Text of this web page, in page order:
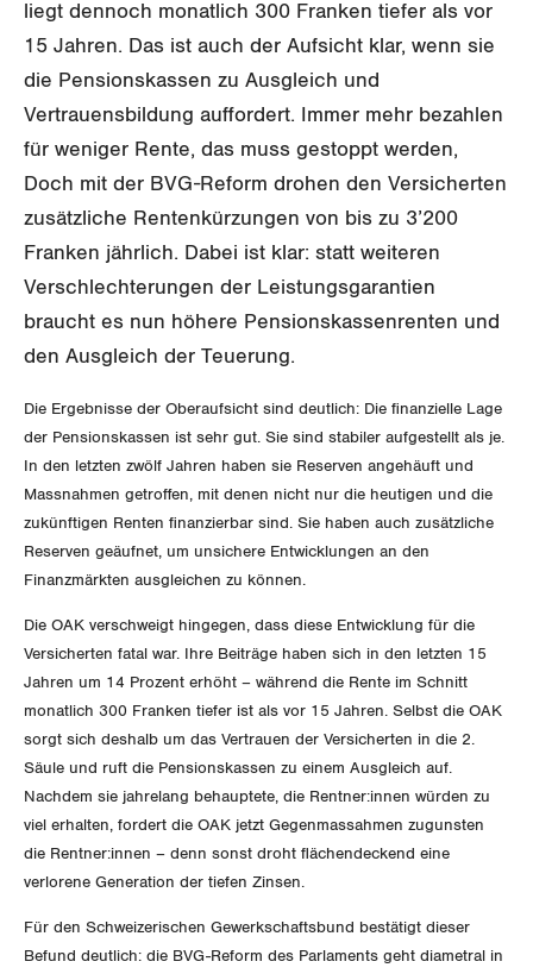
Schweiz
GEWERKSCHAFTSMITGLIED WERDEN
WEITERBILDUNG
NEWSLETTER
DER SGB
WIR ÜBER UNS
GREMIEN
Vorstand
Präsidialausschuss
Feministische Kommission
Jugendkommission
Migrationskommission
Queer-Kommission
Rentner:innen-Kommission
KANTONALE BÜNDE
Aargau
Beide Basel
Bern
Freiburg
Genf
Luzern
Neuenburg
Nidwalden
ANGESCHLOSSENE VERBÄNDE
OFFENE STELLEN
AGENDA
Medien
Publikationen
Artikel
Medienmitteilungen
Vernehmlassungen
Bücher/Broschüren
Blog
Blog Daniel Lampart
Kontakt
liegt dennoch monatlich 300 Franken tiefer als vor
15 Jahren. Das ist auch der Aufsicht klar, wenn sie
die Pensionskassen zu Ausgleich und
Vertrauensbildung auffordert. Immer mehr bezahlen
für weniger Rente, das muss gestoppt werden,
Doch mit der BVG-Reform drohen den Versicherten
zusätzliche Rentenkürzungen von bis zu 3’200
Franken jährlich. Dabei ist klar: statt weiteren
Verschlechterungen der Leistungsgarantien
braucht es nun höhere Pensionskassenrenten und
den Ausgleich der Teuerung.
Die Ergebnisse der Oberaufsicht sind deutlich: Die finanzielle Lage
der Pensionskassen ist sehr gut. Sie sind stabiler aufgestellt als je.
In den letzten zwölf Jahren haben sie Reserven angehäuft und
Massnahmen getroffen, mit denen nicht nur die heutigen und die
zukünftigen Renten finanzierbar sind. Sie haben auch zusätzliche
Reserven geäufnet, um unsichere Entwicklungen an den
Finanzmärkten ausgleichen zu können.
Die OAK verschweigt hingegen, dass diese Entwicklung für die
Versicherten fatal war. Ihre Beiträge haben sich in den letzten 15
Jahren um 14 Prozent erhöht – während die Rente im Schnitt
monatlich 300 Franken tiefer ist als vor 15 Jahren. Selbst die OAK
sorgt sich deshalb um das Vertrauen der Versicherten in die 2.
Säule und ruft die Pensionskassen zu einem Ausgleich auf.
Nachdem sie jahrelang behauptete, die Rentner:innen würden zu
viel erhalten, fordert die OAK jetzt Gegenmassahmen zugunsten
die Rentner:innen – denn sonst droht flächendeckend eine
verlorene Generation der tiefen Zinsen.
Für den Schweizerischen Gewerkschaftsbund bestätigt dieser
Befund deutlich: die BVG-Reform des Parlaments geht diametral in